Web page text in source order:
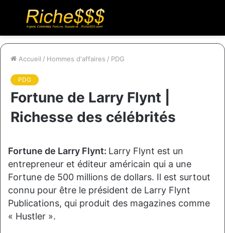
Menu
Accueil / Hommes d'affaires / PDG
PDG
Fortune de Larry Flynt |
Richesse des célébrités
Fortune de Larry Flynt: Larry Flynt est un
entrepreneur et éditeur américain qui a une
Fortune de 500 millions de dollars. Il est surtout
connu pour être le président de Larry Flynt
Publications, qui produit des magazines comme
« Hustler ».